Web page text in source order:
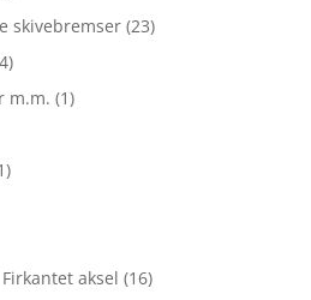
skivebremser (23)
m.m. (1)
aksel (16)